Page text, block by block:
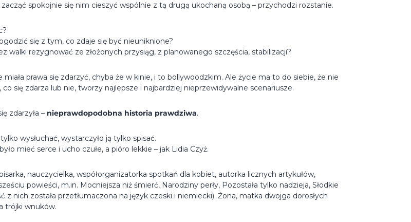
spokojnie się nim cieszyć wspólnie z tą drugą ukochaną osobą – przychodzi rozstanie.
się z tym, co zdaje się być nieuniknione?
walki rezygnować ze złożonych przysiąg, z planowanego szczęścia, stabilizacji?
miała prawa się zdarzyć, chyba że w kinie, i to bollywoodzkim. Ale życie ma to do siebie, że nie
co się zdarza lub nie, tworzy najlepsze i najbardziej nieprzewidywalne scenariusze.
zdarzyła – nieprawdopodobna historia prawdziwa.
wysłuchać, wystarczyło ją tylko spisać.
mieć serce i ucho czułe, a pióro lekkie – jak Lidia Czyż.
nauczycielka, współorganizatorka spotkań dla kobiet, autorka licznych artykułów,
powieści, m.in. Mocniejsza niż śmierć, Narodziny perły, Pozostała tylko nadzieja, Słodkie
z nich została przetłumaczona na język czeski i niemiecki). Żona, matka dwojga dorosłych
trójki wnuków.